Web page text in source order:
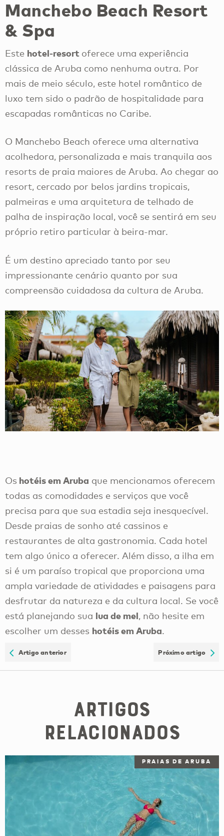
Manchebo Beach Resort
& Spa
Este hotel-resort oferece uma experiência
clássica de Aruba como nenhuma outra. Por
mais de meio século, este hotel romântico de
luxo tem sido o padrão de hospitalidade para
escapadas românticas no Caribe.
O Manchebo Beach oferece uma alternativa
acolhedora, personalizada e mais tranquila aos
resorts de praia maiores de Aruba. Ao chegar ao
resort, cercado por belos jardins tropicais,
palmeiras e uma arquitetura de telhado de
palha de inspiração local, você se sentirá em seu
próprio retiro particular à beira-mar.
É um destino apreciado tanto por seu
impressionante cenário quanto por sua
compreensão cuidadosa da cultura de Aruba.
Os hotéis em Aruba que mencionamos oferecem
todas as comodidades e serviços que você
precisa para que sua estadia seja inesquecível.
Desde praias de sonho até cassinos e
restaurantes de alta gastronomia. Cada hotel
tem algo único a oferecer. Além disso, a ilha em
si é um paraíso tropical que proporciona uma
ampla variedade de atividades e paisagens para
desfrutar da natureza e da cultura local. Se você
está planejando sua lua de mel, não hesite em
escolher um desses hotéis em Aruba.
Artigo anterior Próximo artigo
Artigos
Relacionados
PRAIAS DE ARUBA